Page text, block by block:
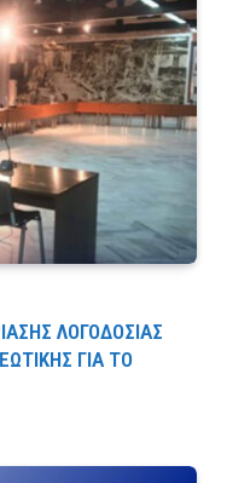
ΛΟΓΟΔΟΣΙΑΣ
ΓΙΑ ΤΟ